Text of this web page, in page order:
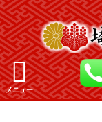
メニュー